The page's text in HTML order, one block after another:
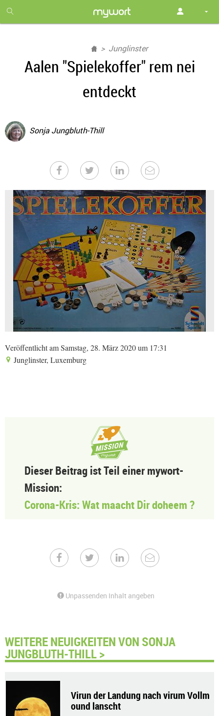
month
free
Junglinster
Aalen "Spielekoffer" rem nei
entdeckt
Sonja Jungbluth-Thill
Veröffentlicht am Samstag, 28. März 2020 um 17:31
Junglinster, Luxemburg
Dieser Beitrag ist Teil einer mywort-
Mission:
Corona-Kris: Wat maacht Dir doheem ?
Unpassenden Inhalt angeben
WEITERE NEUIGKEITEN VON SONJA
JUNGBLUTH-THILL >
Virun der Landung nach virum Vollm
ound lanscht